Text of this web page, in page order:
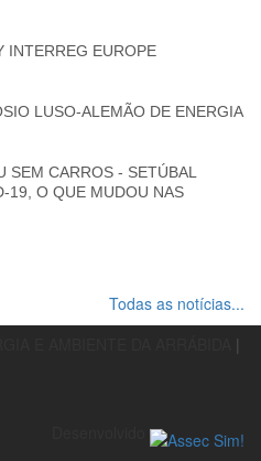
INTERREG EUROPE
LUSO-ALEMÃO DE ENERGIA
SEM CARROS - SETÚBAL
19, O QUE MUDOU NAS
Todas as notícias...
|